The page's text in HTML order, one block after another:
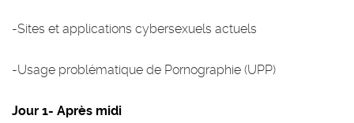
-Sites et applications cybersexuels actuels
-Usage problématique de Pornographie (UPP)
Jour 1- Après midi